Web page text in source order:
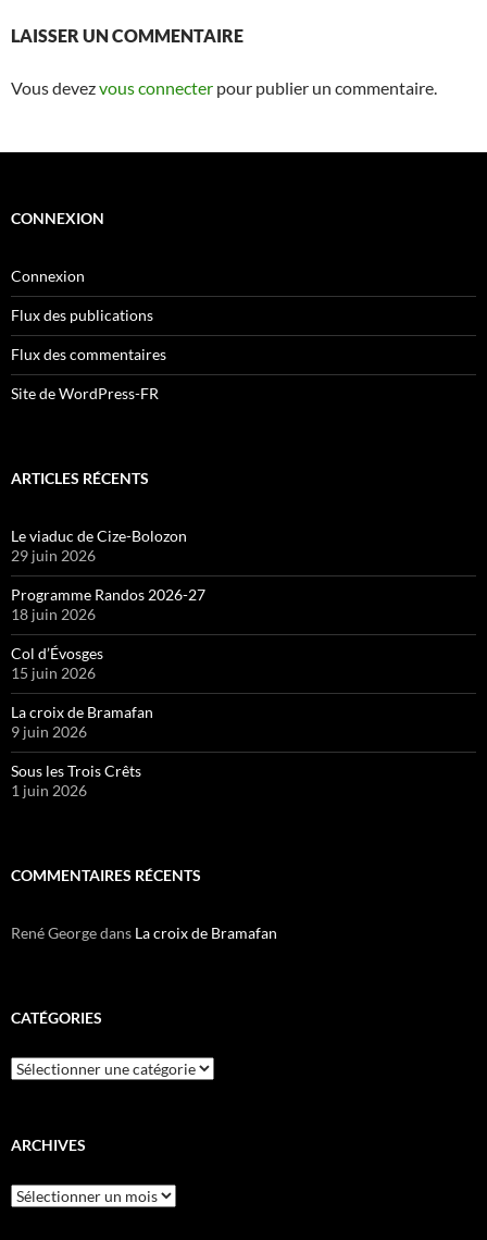
LAISSER UN COMMENTAIRE
Vous devezvous connecter pour publier un commentaire.
CONNEXION
Connexion
Flux des publications
Flux des commentaires
Site de WordPress-FR
ARTICLES RÉCENTS
Le viaduc de Cize-Bolozon
29 juin 2026
Programme Randos 2026-27
18 juin 2026
Col d’Évosges
15 juin 2026
La croix de Bramafan
9 juin 2026
Sous les Trois Crêts
1 juin 2026
COMMENTAIRES RÉCENTS
René Georgedans La croix de Bramafan
CATÉGORIES
Catégories
ARCHIVES
Archives